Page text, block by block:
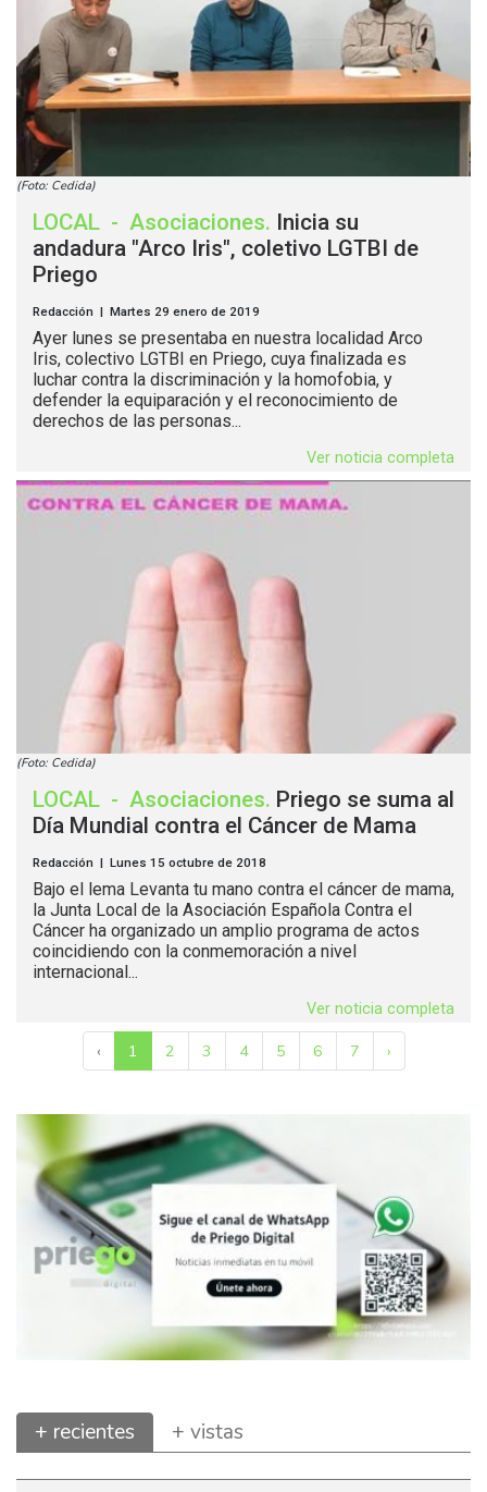
(Foto: Cedida)
LOCAL - Asociaciones. Inicia su
andadura "Arco Iris", coletivo LGTBI de
Priego
Redacción | Martes 29 enero de 2019
Ayer lunes se presentaba en nuestra localidad Arco
Iris, colectivo LGTBI en Priego, cuya finalizada es
luchar contra la discriminación y la homofobia, y
defender la equiparación y el reconocimiento de
derechos de las personas...
Ver noticia completa
(Foto: Cedida)
LOCAL - Asociaciones. Priego se suma al
Día Mundial contra el Cáncer de Mama
Redacción | Lunes 15 octubre de 2018
Bajo el lema Levanta tu mano contra el cáncer de mama,
la Junta Local de la Asociación Española Contra el
Cáncer ha organizado un amplio programa de actos
coincidiendo con la conmemoración a nivel
internacional...
Ver noticia completa
‹ 1 2 3 4 5 6 7 ›
+ recientes + vistas